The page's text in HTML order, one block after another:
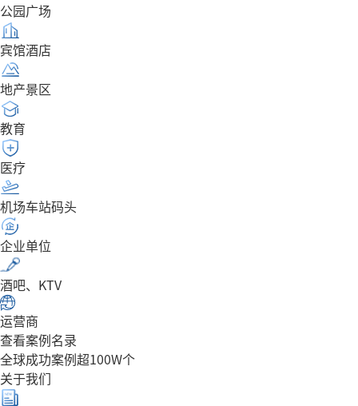
公园广场
宾馆酒店
地产景区
教育
医疗
机场车站码头
企业单位
酒吧、KTV
运营商
查看案例名录
全球成功案例超100W个
关于我们